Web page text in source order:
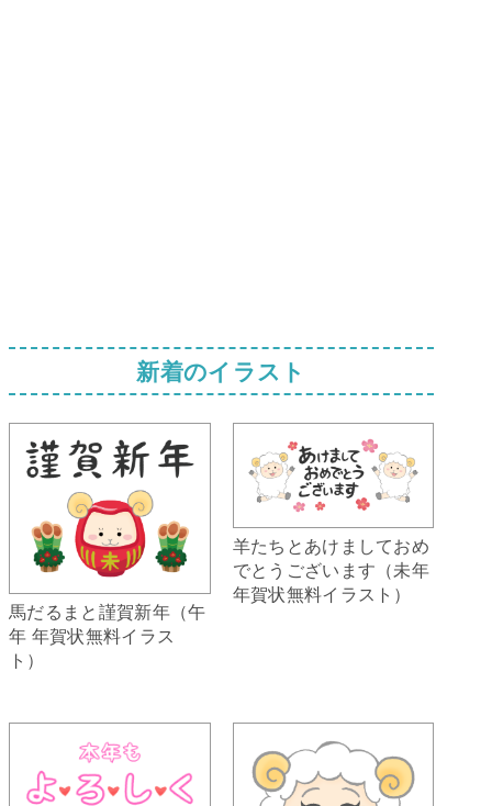
新着のイラスト
馬だるまと謹賀新年（午
年 年賀状無料イラス
ト）
羊たちとあけましておめ
でとうございます（未年
年賀状無料イラスト）